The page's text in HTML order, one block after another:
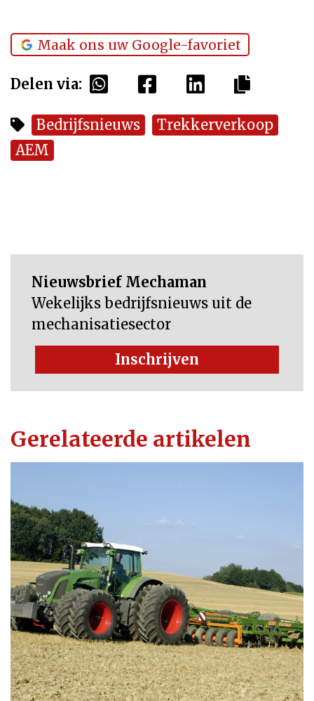
Maak ons uw Google-favoriet
Delen via:
Bedrijfsnieuws
Trekkerverkoop
AEM
Nieuwsbrief Mechaman
Wekelijks bedrijfsnieuws uit de
mechanisatiesector
Inschrijven
Gerelateerde artikelen